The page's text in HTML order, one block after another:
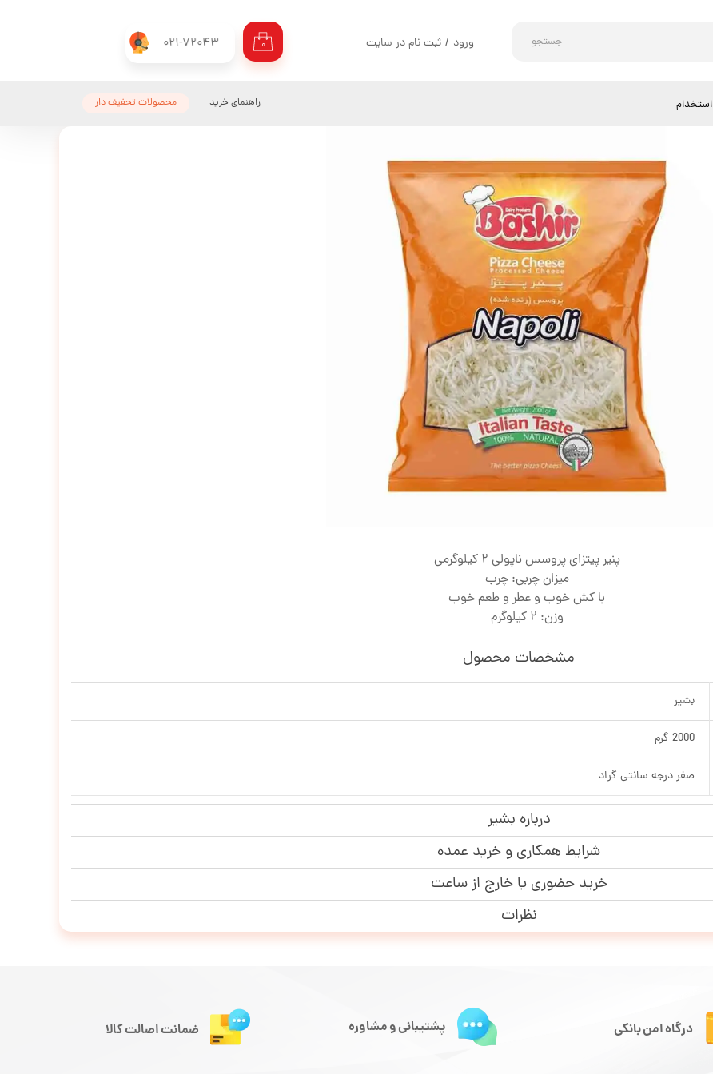
021-72043 جستجو ۰ ورود / ثبت نام در سایت
خروج از حساب کاربری
استخدام محصولات تحفیف دار راهنمای خرید
پنیر پیتزای پروسس ناپولی 2 کیلوگرمی
میزان چربی: چرب
با کش خوب و عطر و طعم خوب
وزن: 2 کیلوگرم
مشخصات محصول
بشیر
2000 گرم
صفر درجه سانتی گراد
درباره بشیر
شرایط همکاری و خرید عمده
خرید حضوری یا خارج از ساعت
نظرات
درگاه امن بانکی پشتیبانی و مشاوره ضمانت اصالت کالا